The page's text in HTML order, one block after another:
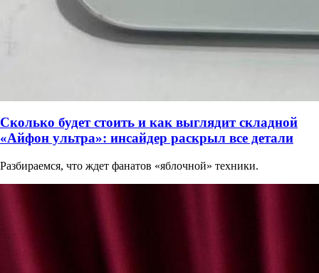
Сколько будет стоить и как выглядит складной
«Айфон ультра»: инсайдер раскрыл все детали
Разбираемся, что ждет фанатов «яблочной» техники.